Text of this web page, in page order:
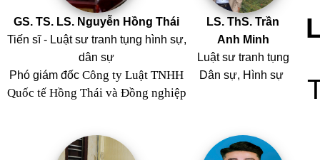
GS. TS. LS. Nguyễn Hồng Thái
Tiến sĩ - Luật sư tranh tụng hình sự,
dân sự
Phó giám đốc Công ty Luật TNHH
Quốc tế Hồng Thái và Đồng nghiệp
LS. ThS. Trần
Anh Minh
Luật sư tranh tụng
Dân sự, Hình sự